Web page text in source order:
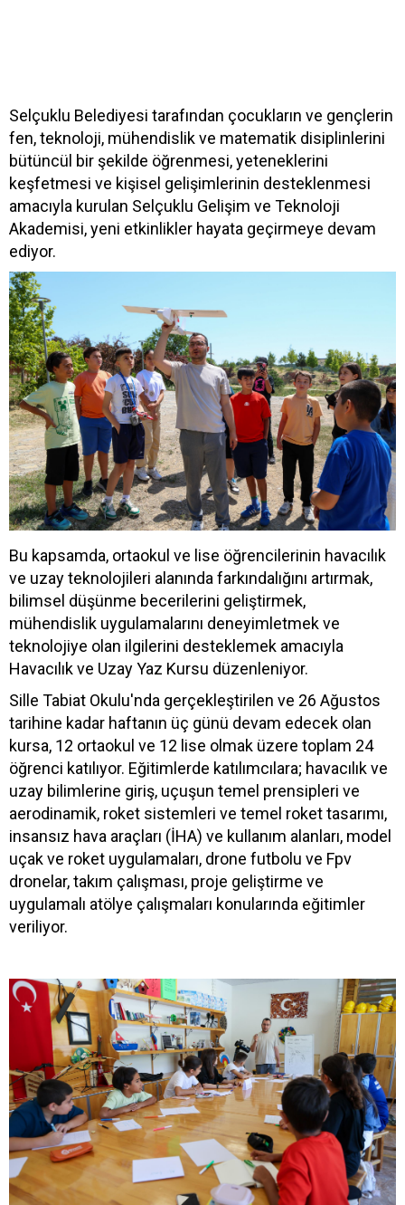
Selçuklu Belediyesi tarafından çocukların ve gençlerin
fen, teknoloji, mühendislik ve matematik disiplinlerini
bütüncül bir şekilde öğrenmesi, yeteneklerini
keşfetmesi ve kişisel gelişimlerinin desteklenmesi
amacıyla kurulan Selçuklu Gelişim ve Teknoloji
Akademisi, yeni etkinlikler hayata geçirmeye devam
ediyor.
Bu kapsamda, ortaokul ve lise öğrencilerinin havacılık
ve uzay teknolojileri alanında farkındalığını artırmak,
bilimsel düşünme becerilerini geliştirmek,
mühendislik uygulamalarını deneyimletmek ve
teknolojiye olan ilgilerini desteklemek amacıyla
Havacılık ve Uzay Yaz Kursu düzenleniyor.
Sille Tabiat Okulu'nda gerçekleştirilen ve 26 Ağustos
tarihine kadar haftanın üç günü devam edecek olan
kursa, 12 ortaokul ve 12 lise olmak üzere toplam 24
öğrenci katılıyor. Eğitimlerde katılımcılara; havacılık ve
uzay bilimlerine giriş, uçuşun temel prensipleri ve
aerodinamik, roket sistemleri ve temel roket tasarımı,
insansız hava araçları (İHA) ve kullanım alanları, model
uçak ve roket uygulamaları, drone futbolu ve Fpv
dronelar, takım çalışması, proje geliştirme ve
uygulamalı atölye çalışmaları konularında eğitimler
veriliyor.